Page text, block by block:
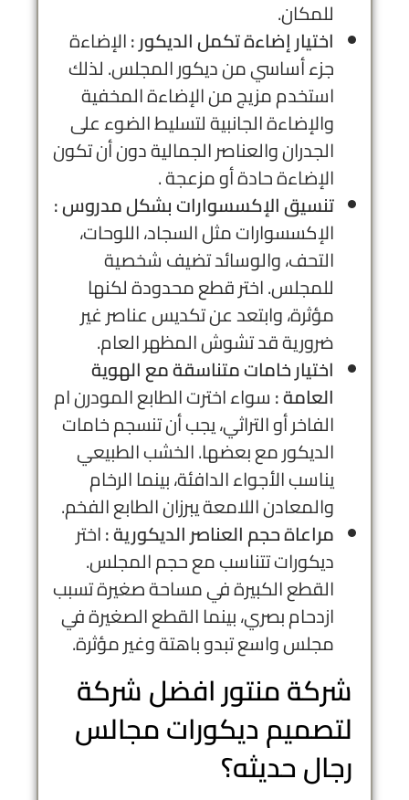
للمكان.
اختيار إضاءة تكمل الديكور :الإضاءة
جزء أساسي من ديكور المجلس. لذلك
استخدم مزيج من الإضاءة المخفية
والإضاءة الجانبية لتسليط الضوء على
الجدران والعناصر الجمالية دون أن تكون
الإضاءة حادة أو مزعجة .
تنسيق الإكسسوارات بشكل مدروس :
الإكسسوارات مثل السجاد، اللوحات،
التحف، والوسائد تضيف شخصية
للمجلس. اختر قطع محدودة لكنها
مؤثرة، وابتعد عن تكديس عناصر غير
ضرورية قد تشوش المظهر العام.
اختيار خامات متناسقة مع الهوية
العامة :سواء اخترت الطابع المودرن ام
الفاخر أو التراثي، يجب أن تنسجم خامات
الديكور مع بعضها. الخشب الطبيعي
يناسب الأجواء الدافئة، بينما الرخام
والمعادن اللامعة يبرزان الطابع الفخم.
مراعاة حجم العناصر الديكورية :اختر
ديكورات تتناسب مع حجم المجلس.
القطع الكبيرة في مساحة صغيرة تسبب
ازدحام بصري، بينما القطع الصغيرة في
مجلس واسع تبدو باهتة وغير مؤثرة.
شركة منتور افضل شركة
لتصميم ديكورات مجالس
رجال حديثه؟